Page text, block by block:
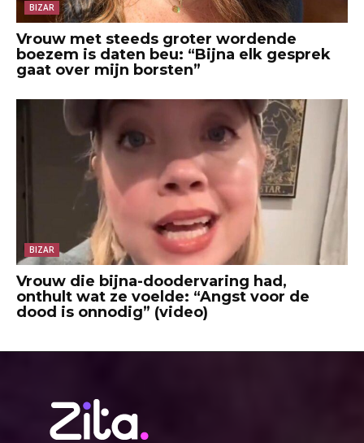
BIZAR
Vrouw met steeds groter wordende
boezem is daten beu: “Bijna elk gesprek
gaat over mijn borsten”
BIZAR
Vrouw die bijna-doodervaring had,
onthult wat ze voelde: “Angst voor de
dood is onnodig” (video)